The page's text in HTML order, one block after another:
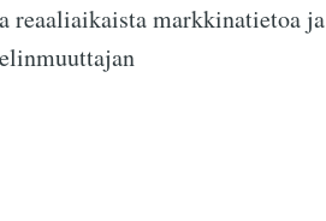
reaaliaikaista markkinatietoa ja